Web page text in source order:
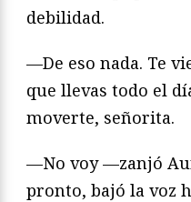
debilidad.
—De eso nada. Te
que llevas todo el
moverte, señorita.
—No voy —zanjó
pronto, bajó la voz